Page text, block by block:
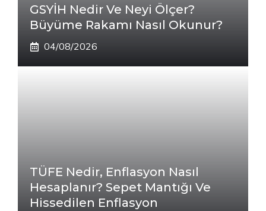
GSYİH Nedir Ve Neyi Ölçer?
Büyüme Rakamı Nasıl Okunur?
04/08/2026
TÜFE Nedir, Enflasyon Nasıl
Hesaplanır? Sepet Mantığı Ve
Hissedilen Enflasyon